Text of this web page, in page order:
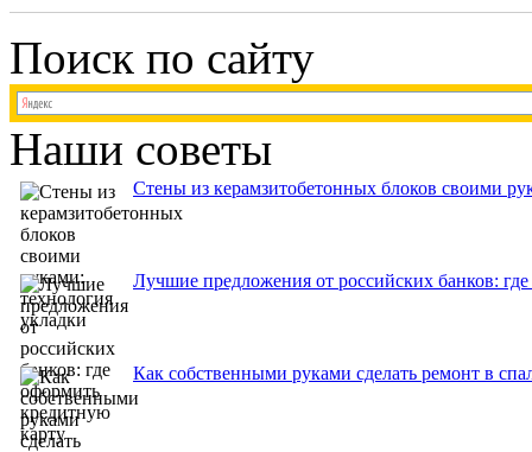
Поиск по сайту
Наши советы
Стены из керамзитобетонных блоков своими
Лучшие предложения от российских банков:
Как собственными руками сделать ремонт в